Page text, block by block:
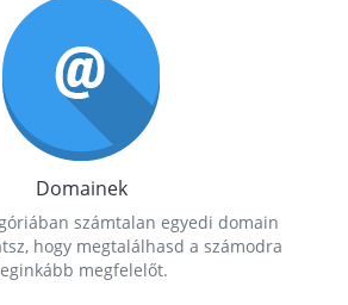
Domainek
számtalan egyedi domain
hogy megtalálhasd a számodra
megfelelőt.